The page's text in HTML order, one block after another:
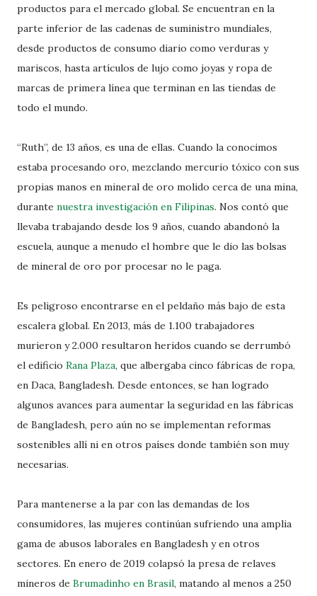
productos para el mercado global. Se encuentran en la
parte inferior de las cadenas de suministro mundiales,
desde productos de consumo diario como verduras y
mariscos, hasta artículos de lujo como joyas y ropa de
marcas de primera línea que terminan en las tiendas de
todo el mundo.
“Ruth”, de 13 años, es una de ellas. Cuando la conocimos
estaba procesando oro, mezclando mercurio tóxico con sus
propias manos en mineral de oro molido cerca de una mina,
durante nuestra investigación en Filipinas. Nos contó que
llevaba trabajando desde los 9 años, cuando abandonó la
escuela, aunque a menudo el hombre que le dio las bolsas
de mineral de oro por procesar no le paga.
Es peligroso encontrarse en el peldaño más bajo de esta
escalera global. En 2013, más de 1.100 trabajadores
murieron y 2.000 resultaron heridos cuando se derrumbó
el edificio Rana Plaza, que albergaba cinco fábricas de ropa,
en Daca, Bangladesh. Desde entonces, se han logrado
algunos avances para aumentar la seguridad en las fábricas
de Bangladesh, pero aún no se implementan reformas
sostenibles allí ni en otros países donde también son muy
necesarias.
Para mantenerse a la par con las demandas de los
consumidores, las mujeres continúan sufriendo una amplia
gama de abusos laborales en Bangladesh y en otros
sectores. En enero de 2019 colapsó la presa de relaves
mineros de Brumadinho en Brasil, matando al menos a 250